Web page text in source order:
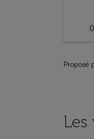
Proposé
Les